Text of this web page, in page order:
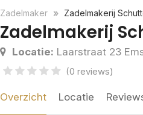
Zadelmaker Zadelmakerij
Zadelmakerij
Locatie: Laarstraat 23
(0 reviews)
Overzicht Locatie